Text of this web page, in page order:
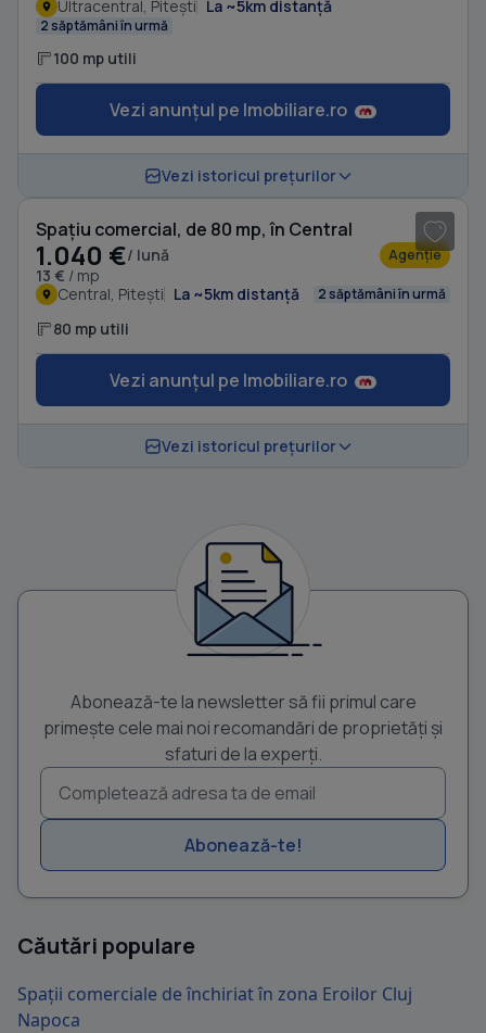
Ultracentral, Pitești La ~5km distanță
2 săptămâni în urmă
100 mp utili
Vezi anunțul pe Imobiliare.ro
Vezi istoricul prețurilor
Spațiu comercial, de 80 mp, în Central
1.040 €/ lună
13 € / mp
Agenție
Central, Pitești La ~5km distanță 2 săptămâni în urmă
80 mp utili
Vezi anunțul pe Imobiliare.ro
Vezi istoricul prețurilor
Abonează-te la newsletter să fii primul care
primește cele mai noi recomandări de proprietăți și
sfaturi de la experți.
Abonează-te!
Căutări populare
Spații comerciale de închiriat în zona Eroilor Cluj
Napoca